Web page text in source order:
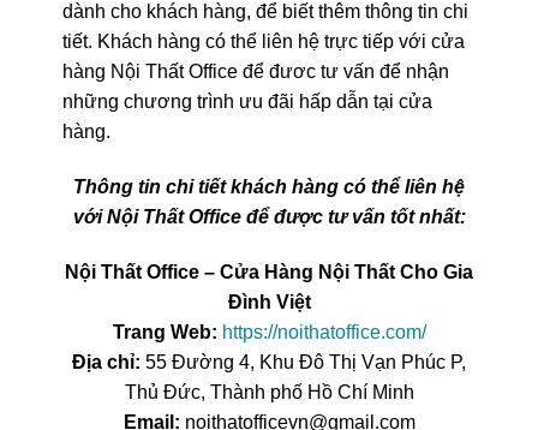
dành cho khách hàng, để biết thêm thông tin chi
tiết. Khách hàng có thể liên hệ trực tiếp với cửa
hàng Nội Thất Office để đươc tư vấn để nhận
những chương trình ưu đãi hấp dẫn tại cửa
hàng.
Thông tin chi tiết khách hàng có thể liên hệ
với Nội Thất Office để được tư vấn tốt nhất:
Nội Thất Office – Cửa Hàng Nội Thất Cho Gia
Đình Việt
Trang Web: https://noithatoffice.com/
Địa chỉ: 55 Đường 4, Khu Đô Thị Vạn Phúc P,
Thủ Đức, Thành phố Hồ Chí Minh
Email: noithatofficevn@gmail.com